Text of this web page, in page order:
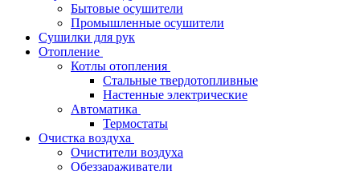
Бытовые осушители
Промышленные осушители
Сушилки для рук
Отопление
Котлы отопления
Стальные твердотопливные
Настенные электрические
Автоматика
Термостаты
Очистка воздуха
Очистители воздуха
Обеззараживатели